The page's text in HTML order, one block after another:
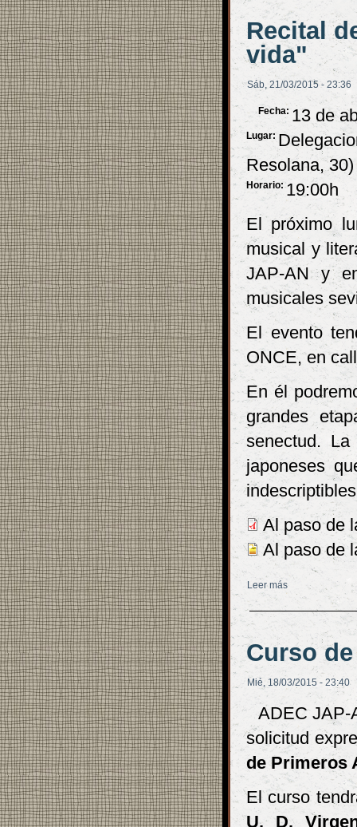
Recital
vida"
Sáb, 21/03/2015 - 23:36
Fecha: 13 de
Lugar:
Resolana, 30)
Horario:19:00h
El próximo
musical y
JAP-AN y
musicales
El evento
ONCE, en
En él
grandes
senectud.
japoneses
Al paso de
Al paso de
Leer más sobre Recital
Curso
Mié, 18/03/2015 - 23:40
ADEC JAP-
solicitud
de Primeros
El curso
U. D.